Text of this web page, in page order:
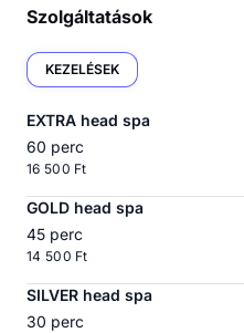
Szolgáltatások
KEZELÉSEK
EXTRA head spa
60 perc
16 500 Ft
GOLD head spa
45 perc
14 500 Ft
SILVER head spa
30 perc